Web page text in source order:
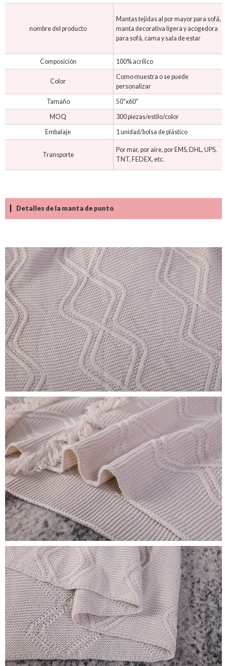
nombre del producto
Mantas tejidas al por mayor para sofá,
manta decorativa ligera y acogedora
para sofá, cama y sala de estar
Composición 100% acrílico
Color
Como muestra o se puede
personalizar
Tamaño
50"x60"
MOQ
300 piezas/estilo/color
Embalaje
1 unidad/bolsa de plástico
Transporte
Por mar, por aire, por EMS, DHL, UPS,
TNT, FEDEX, etc.
Detalles de la manta de punto